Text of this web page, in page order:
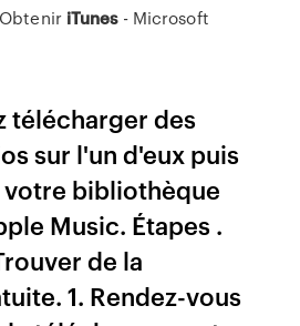
iTunes- Microsoft
télécharger des
sur l'un d'eux puis
votre bibliothèque
Music. Étapes .
de la
1. Rendez-vous